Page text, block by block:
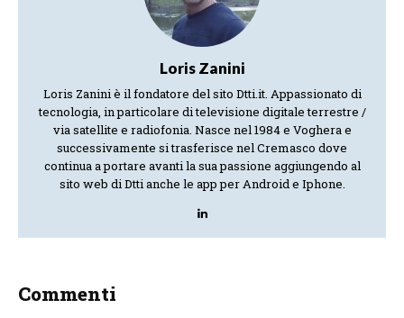
Loris Zanini
Loris Zanini è il fondatore del sito Dtti.it. Appassionato di
tecnologia, in particolare di televisione digitale terrestre /
via satellite e radiofonia. Nasce nel 1984 e Voghera e
successivamente si trasferisce nel Cremasco dove
continua a portare avanti la sua passione aggiungendo al
sito web di Dtti anche le app per Android e Iphone.
Commenti